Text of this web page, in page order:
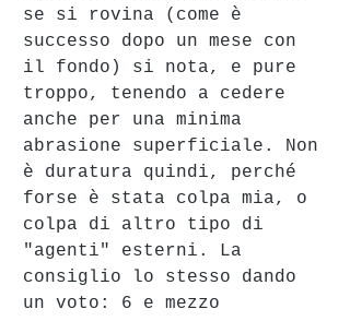
se si rovina (come è
successo dopo un mese con
il fondo) si nota, e pure
troppo, tenendo a cedere
anche per una minima
abrasione superficiale. Non
è duratura quindi, perché
forse è stata colpa mia, o
colpa di altro tipo di
"agenti" esterni. La
consiglio lo stesso dando
un voto: 6 e mezzo